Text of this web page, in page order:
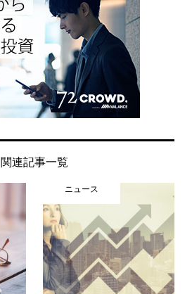
関連記事一覧
ニュース